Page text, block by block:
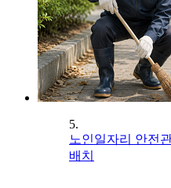
5.
노인일자리 안전
배치